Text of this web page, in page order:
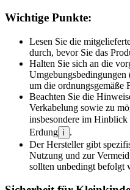
Wichtige Punkte:
Lesen Sie die
durch, bevor Sie das
Halten Sie sich an die
um die ordnungsgemäße
Beachten Sie die
Verkabelung sowie zu
insbesondere im Hinblick
Erdung i
.
Der Hersteller gibt
Nutzung und zur
sollten unbedingt befolgt